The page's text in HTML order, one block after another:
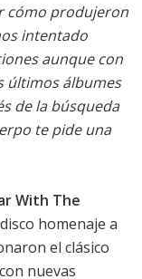
cómo produjeron
intentado
aunque con
últimos álbumes
de la búsqueda
te pide una
With The
homenaje a
el clásico
nuevas